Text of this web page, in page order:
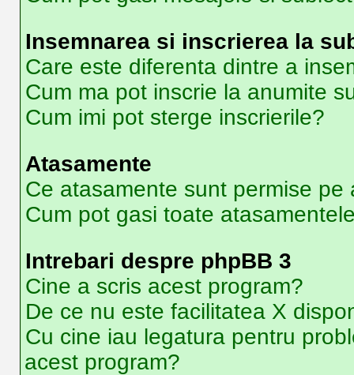
Insemnarea si inscrierea la
Care este diferenta dintre a
Cum ma pot inscrie la anumite
Cum imi pot sterge inscrierile?
Atasamente
Ce atasamente sunt permise pe
Cum pot gasi toate
Intrebari despre phpBB 3
Cine a scris acest program?
De ce nu este facilitatea X
Cu cine iau legatura pentru
acest program?